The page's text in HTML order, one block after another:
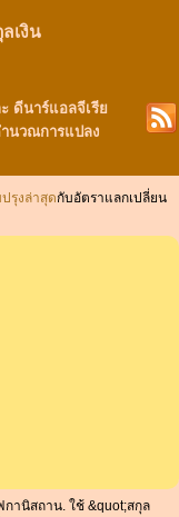
เงิน
ดีนาร์แอลจีเรีย
ำนวณการแปลง
รุงล่าสุดกับอัตราแลกเปลี่ยน
านิสถาน. ใช้ &quot;สกุล